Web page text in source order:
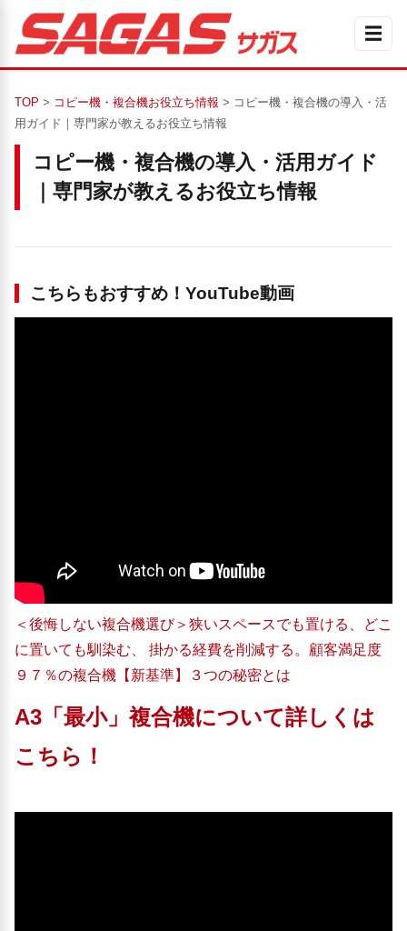
☰
TOP > コピー機・複合機お役立ち情報 > コピー機・複合機の導入・活
用ガイド｜専門家が教えるお役立ち情報
コピー機・複合機の導入・活用ガイド
｜専門家が教えるお役立ち情報
こちらもおすすめ！YouTube動画
＜後悔しない複合機選び＞狭いスペースでも置ける、どこ
に置いても馴染む、 掛かる経費を削減する。顧客満足度
９７％の複合機【新基準】３つの秘密とは
A3「最小」複合機について詳しくは
こちら！